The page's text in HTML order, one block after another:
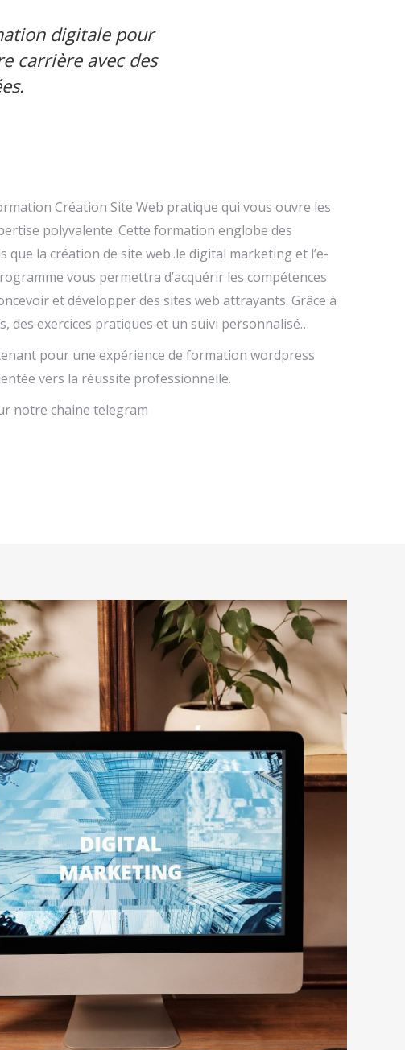
digitale pour
carrière avec des
Création Site Web pratique qui vous ouvre les
polyvalente. Cette formation englobe des
que la création de site web..le digital marketing et l’e-
vous permettra d’acquérir les compétences
et développer des sites web attrayants. Grâce à
des exercices pratiques et un suivi personnalisé…
pour une expérience de formation wordpress
vers la réussite professionnelle.
notre chaine telegram